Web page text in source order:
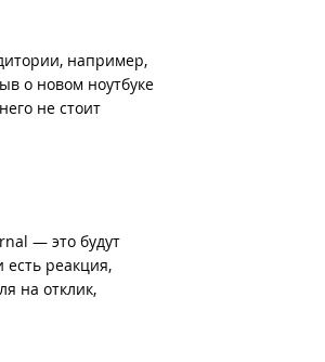
например,
о новом ноутбуке
не стоит
— это будут
реакция,
на отклик,